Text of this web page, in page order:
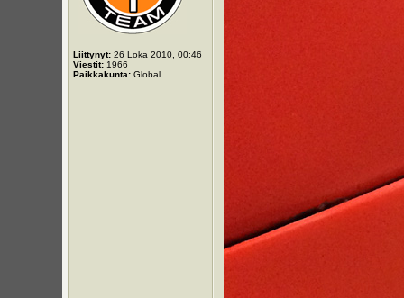
Liittynyt:26 Loka 2010, 00:46
Viestit:1966
Paikkakunta:Global